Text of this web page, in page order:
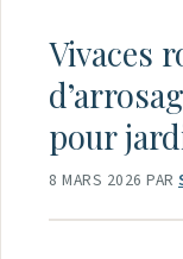
Vivaces
pour
8 MARS 2026 PAR